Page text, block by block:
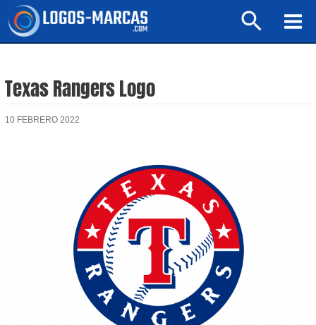
Buscar
Texas Rangers Logo
10 FEBRERO 2022